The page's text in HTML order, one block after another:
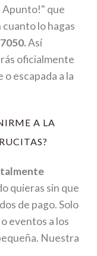
Apunto!" que
lo hagas
Así
oficialmente
escapada a la
A LA
quieras sin que
de pago. Solo
eventos a los
Nuestra